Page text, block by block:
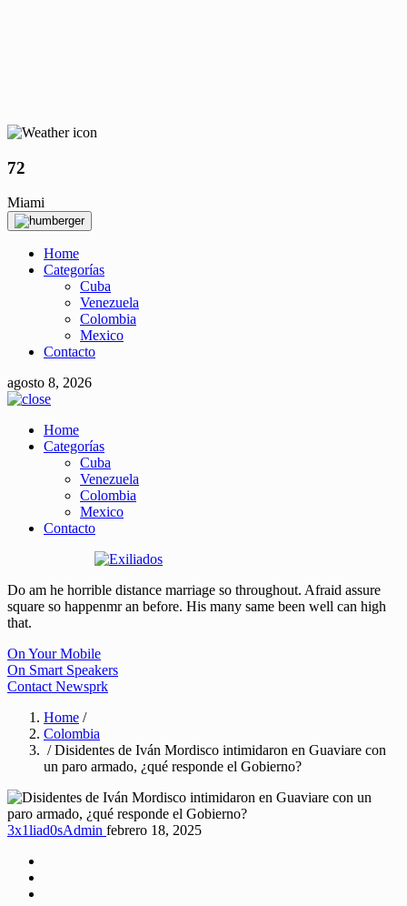
72
Miami
Home
Categorías
Cuba
Venezuela
Colombia
Mexico
Contacto
agosto 8, 2026
Home
Categorías
Cuba
Venezuela
Colombia
Mexico
Contacto
Do am he horrible distance marriage so throughout. Afraid assure
square so happenmr an before. His many same been well can high
that.
On Your Mobile
On Smart Speakers
Contact Newsprk
Home /
Colombia
/ Disidentes de Iván Mordisco intimidaron en Guaviare con
un paro armado, ¿qué responde el Gobierno?
3x1liad0sAdmin febrero 18, 2025